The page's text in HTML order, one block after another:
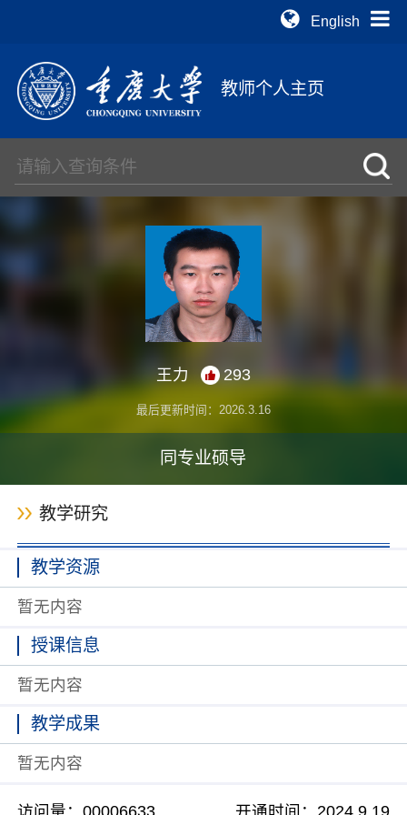
English
教师个人主页
王力 293
最后更新时间： 2026.3.16
同专业硕导
教学研究
教学资源
暂无内容
授课信息
暂无内容
教学成果
暂无内容
访问量：00006633 开通时间： 2024. 9. 19